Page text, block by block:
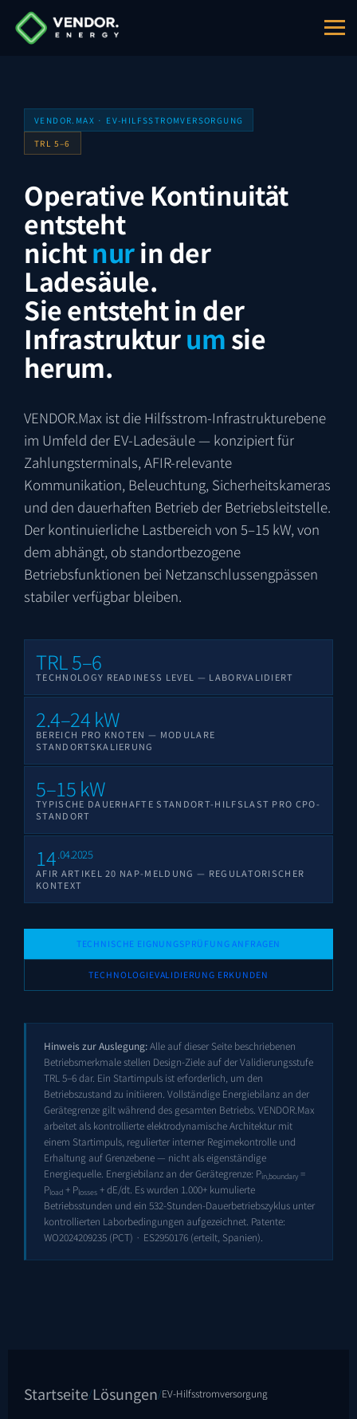
Design-Leistungsbereich: 2.4–24 kW pro Knoten.
Geeignete Einsatzkontexte an EV-
Regulatorischer Bedarfskontext. Mehrere EU-
VENDOR.MAX · EV-HILFSSTROMVERSORGUNG
TRL 5–6
Operative Kontinuität
entsteht
nichtnurin der
Ladesäule.
Sie entsteht in der
Infrastrukturumsie
herum.
VENDOR.Max ist die Hilfsstrom-Infrastrukturebene
im Umfeld der EV-Ladesäule — konzipiert für
Zahlungsterminals, AFIR-relevante
Kommunikation, Beleuchtung, Sicherheitskameras
und den dauerhaften Betrieb der Betriebsleitstelle.
Der kontinuierliche Lastbereich von 5–15 kW, von
dem abhängt, ob standortbezogene
Betriebsfunktionen bei Netzanschlussengpässen
stabiler verfügbar bleiben.
TRL 5–6
TECHNOLOGY READINESS LEVEL — LABORVALIDIERT
2.4–24 kW
BEREICH PRO KNOTEN — MODULARE
STANDORTSKALIERUNG
5–15 kW
TYPISCHE DAUERHAFTE STANDORT-HILFSLAST PRO CPO-
STANDORT
14.04.2025
AFIR ARTIKEL 20 NAP-MELDUNG — REGULATORISCHER
KONTEXT
TECHNISCHE EIGNUNGSPRÜFUNG ANFRAGEN
TECHNOLOGIEVALIDIERUNG ERKUNDEN
Hinweis zur Auslegung:Alle auf dieser Seite beschriebenen
Betriebsmerkmale stellen Design-Ziele auf der Validierungsstufe
TRL 5–6 dar. Ein Startimpuls ist erforderlich, um den
Betriebszustand zu initiieren. Vollständige Energiebilanz an der
Gerätegrenze gilt während des gesamten Betriebs. VENDOR.Max
arbeitet als kontrollierte elektrodynamische Architektur mit
einem Startimpuls, regulierter interner Regimekontrolle und
Erhaltung auf Grenzebene — nicht als eigenständige
Energiequelle. Energiebilanz an der Gerätegrenze: Pin,boundary =
Pload + Plosses + dE/dt. Es wurden 1.000+ kumulierte
Betriebsstunden und ein 532-Stunden-Dauerbetriebszyklus unter
kontrollierten Laborbedingungen aufgezeichnet. Patente:
WO2024209235 (PCT) · ES2950176 (erteilt, Spanien).
Startseite/Lösungen/EV-Hilfsstromversorgung